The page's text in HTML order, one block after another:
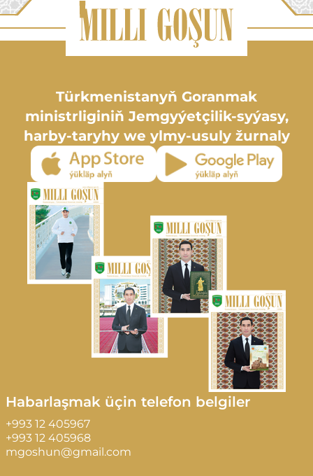
Habarlaşmak üçin telefon belgiler
+993 12 405967
+993 12 405968
mgoshun@gmail.com
Türkmenistanyň Goranmak
ministrliginiň Jemgyýetçilik-syýasy,
harby-taryhy we ylmy-usuly žurnaly